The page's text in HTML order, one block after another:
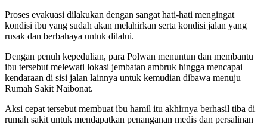
Proses evakuasi dilakukan dengan sangat hati-hati mengingat
kondisi ibu yang sudah akan melahirkan serta kondisi jalan yang
rusak dan berbahaya untuk dilalui.
Dengan penuh kepedulian, para Polwan menuntun dan membantu
ibu tersebut melewati lokasi jembatan ambruk hingga mencapai
kendaraan di sisi jalan lainnya untuk kemudian dibawa menuju
Rumah Sakit Naibonat.
Aksi cepat tersebut membuat ibu hamil itu akhirnya berhasil tiba di
rumah sakit untuk mendapatkan penanganan medis dan persalinan